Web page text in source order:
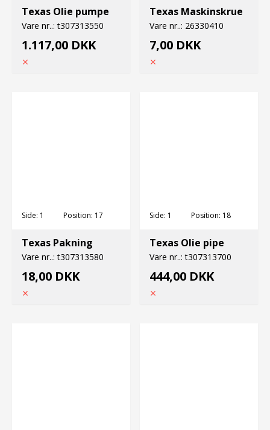
Texas Olie pumpe
Vare nr..: t307313550
1.117,00 DKK
Texas Maskinskrue
Vare nr..: 26330410
7,00 DKK
Side: 1 Position: 17
Texas Pakning
Vare nr..: t307313580
18,00 DKK
Side: 1 Position: 18
Texas Olie pipe
Vare nr..: t307313700
444,00 DKK